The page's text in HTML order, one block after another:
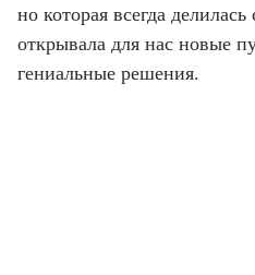
но которая всегда
открывала для нас новые
гениальные решения.